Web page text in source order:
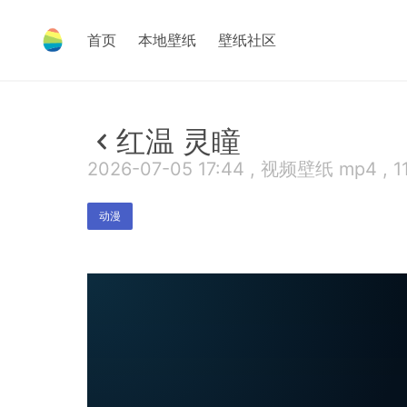
首页 本地壁纸 壁纸社区
红温 灵瞳
2026-07-05 17:44 , 视频壁纸 mp4 ,
动漫